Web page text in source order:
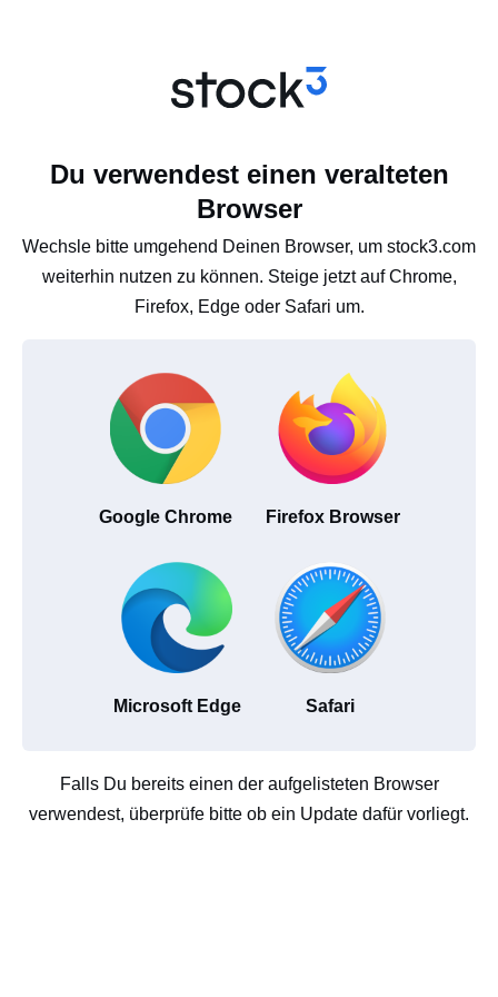
Du verwendest einen veralteten
Browser
Wechsle bitte umgehend Deinen Browser, um stock3.com
weiterhin nutzen zu können. Steige jetzt auf Chrome,
Firefox, Edge oder Safari um.
Google Chrome Firefox Browser
Microsoft Edge Safari
Falls Du bereits einen der aufgelisteten Browser
verwendest, überprüfe bitte ob ein Update dafür vorliegt.